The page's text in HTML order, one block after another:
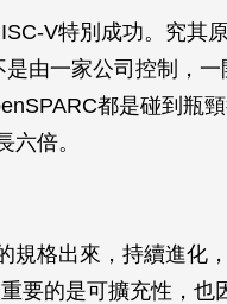
V特別成功。究其
由一家公司控制，一
都是碰到瓶
六倍。
格出來，持續進化
要的是可擴充性，也